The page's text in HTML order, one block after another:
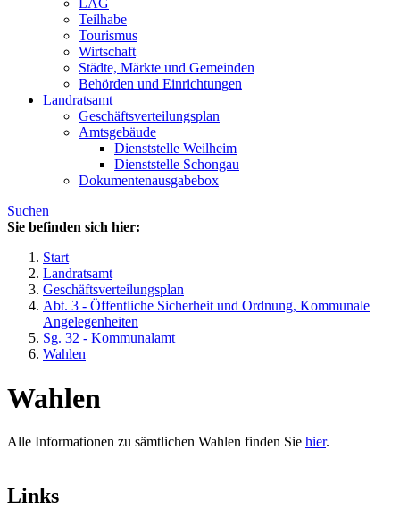
LAG
Teilhabe
Tourismus
Wirtschaft
Städte, Märkte und Gemeinden
Behörden und Einrichtungen
Landratsamt
Geschäftsverteilungsplan
Amtsgebäude
Dienststelle Weilheim
Dienststelle Schongau
Dokumentenausgabebox
Suchen
Sie befinden sich hier:
Start
Landratsamt
Geschäftsverteilungsplan
Abt. 3 - Öffentliche Sicherheit und Ordnung, Kommunale
Angelegenheiten
Sg. 32 - Kommunalamt
Wahlen
Wahlen
Alle Informationen zu sämtlichen Wahlen finden Sie hier.
Links